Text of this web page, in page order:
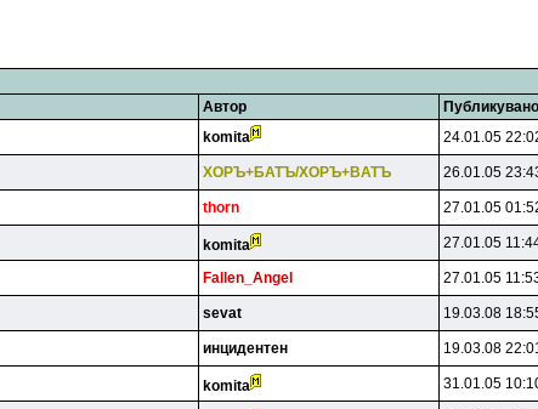
Автор Публикувано
komita 24.01.05
XOPЪ+БATЪ/XOPЪ+BATЪ 26.01.05
thorn 27.01.05
komita 27.01.05
Fallen_Angel 27.01.05
sevat 19.03.08
инцидeнтeн 19.03.08
komita 31.01.05